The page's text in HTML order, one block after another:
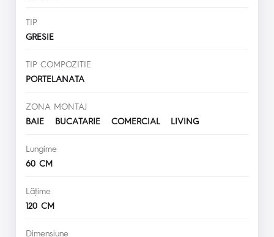
TIP
GRESIE
TIP COMPOZITIE
PORTELANATA
ZONA MONTAJ
BAIE BUCATARIE COMERCIAL LIVING
Lungime
60 CM
Lăţime
120 CM
Dimensiune